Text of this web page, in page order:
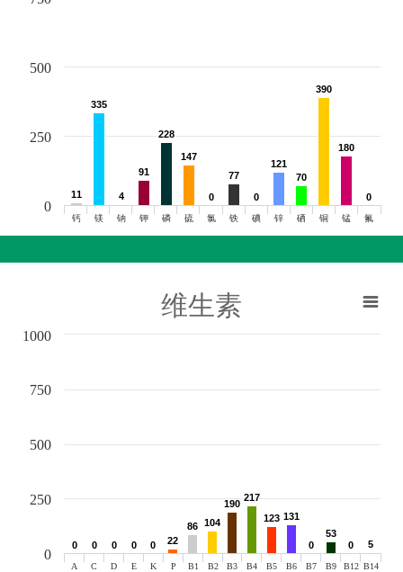
11
11
335
335
4
4
91
91
228
228
147
147
0
0
77
77
0
0
121
121
70
70
390
390
180
180
0
0
钙 镁 钠 钾 磷 硫 氯 铁 碘 锌 硒 铜 锰 氟
0
250
500
维生素
0
0 0
0 0
0 0
0 0
0 22
22
86
86 104
104
190
190
217
217
123
123 131
131
0
0
53
53
0
0 5
5
A C D E K P B1 B2 B3 B4 B5 B6 B7 B9 B12 B14
0
250
500
750
1000